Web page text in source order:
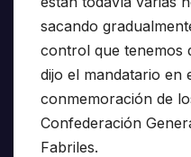
sacando
control que tenemos
dijo el mandatario en
conmemoración de
Confederación
Fabriles.